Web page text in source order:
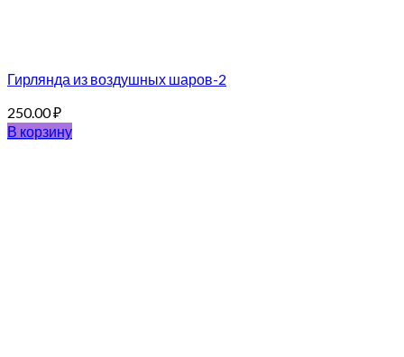
Гирлянда из воздушных шаров-2
250.00₽
В корзину